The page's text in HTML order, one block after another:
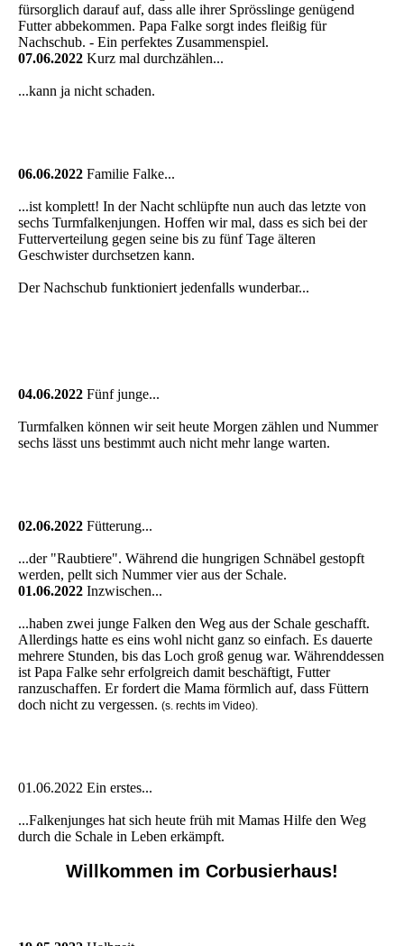
fürsorglich darauf auf, dass alle ihrer Sprösslinge genügend
Futter abbekommen. Papa Falke sorgt indes fleißig für
Nachschub. - Ein perfektes Zusammenspiel.
07.06.2022 Kurz mal durchzählen...
...kann ja nicht schaden.
06.06.2022 Familie Falke...
...ist komplett! In der Nacht schlüpfte nun auch das letzte von
sechs Turmfalkenjungen. Hoffen wir mal, dass es sich bei der
Futterverteilung gegen seine bis zu fünf Tage älteren
Geschwister durchsetzen kann.
Der Nachschub funktioniert jedenfalls wunderbar...
04.06.2022 Fünf junge...
Turmfalken können wir seit heute Morgen zählen und Nummer
sechs lässt uns bestimmt auch nicht mehr lange warten.
02.06.2022 Fütterung...
...der "Raubtiere". Während die hungrigen Schnäbel gestopft
werden, pellt sich Nummer vier aus der Schale.
01.06.2022 Inzwischen...
...haben zwei junge Falken den Weg aus der Schale geschafft.
Allerdings hatte es eins wohl nicht ganz so einfach. Es dauerte
mehrere Stunden, bis das Loch groß genug war. Währenddessen
ist Papa Falke sehr erfolgreich damit beschäftigt, Futter
ranzuschaffen. Er fordert die Mama förmlich auf, dass Füttern
doch nicht zu vergessen. (s. rechts im Video).
01.06.2022 Ein erstes...
...Falkenjunges hat sich heute früh mit Mamas Hilfe den Weg
durch die Schale in Leben erkämpft.
Willkommen im Corbusierhaus!